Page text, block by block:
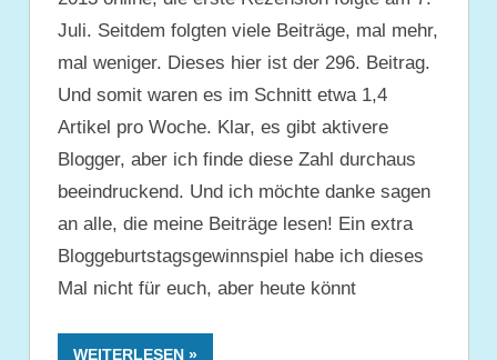
Juli. Seitdem folgten viele Beiträge, mal mehr,
mal weniger. Dieses hier ist der 296. Beitrag.
Und somit waren es im Schnitt etwa 1,4
Artikel pro Woche. Klar, es gibt aktivere
Blogger, aber ich finde diese Zahl durchaus
beeindruckend. Und ich möchte danke sagen
an alle, die meine Beiträge lesen! Ein extra
Bloggeburtstagsgewinnspiel habe ich dieses
Mal nicht für euch, aber heute könnt
WEITERLESEN